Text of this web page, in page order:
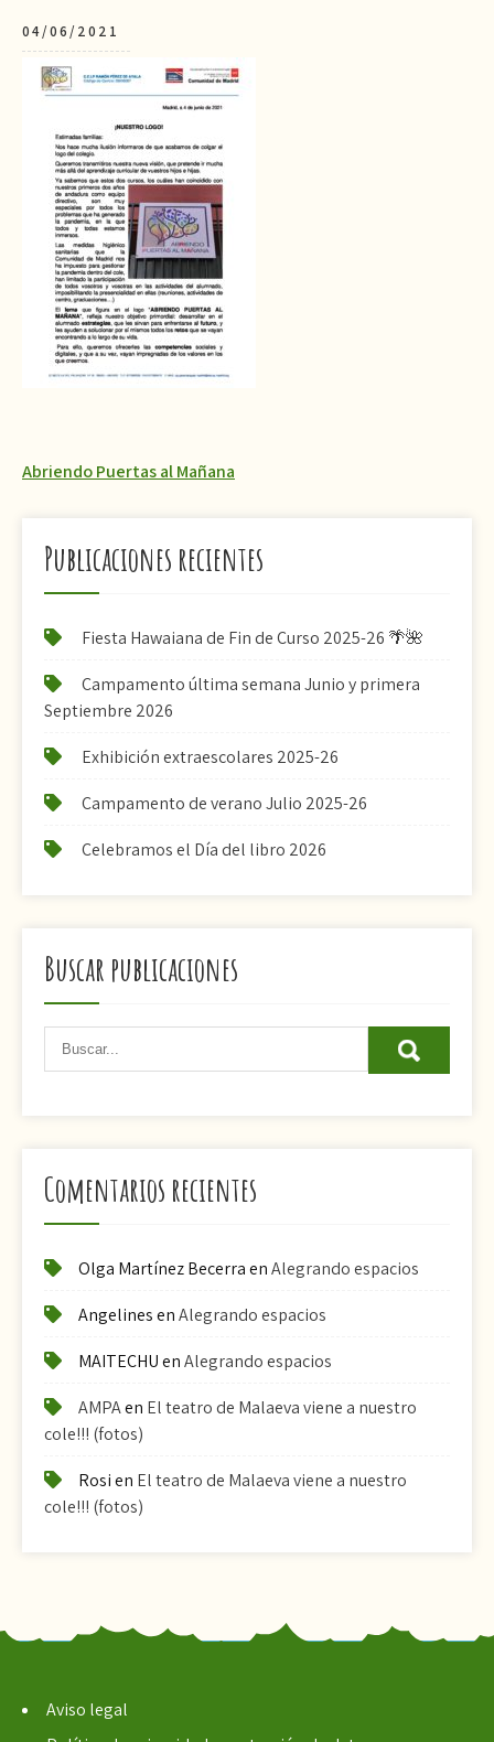
04/06/2021
Navegación
entradas
Abriendo Puertas al Mañana
Publicaciones recientes
Fiesta Hawaiana de Fin de Curso 2025-26 🌴🌺
Campamento última semana Junio y primera
Septiembre 2026
Exhibición extraescolares 2025-26
Campamento de verano Julio 2025-26
Celebramos el Día del libro 2026
Buscar publicaciones
Comentarios recientes
Olga Martínez BecerraenAlegrando espacios
AngelinesenAlegrando espacios
MAITECHUenAlegrando espacios
AMPAen El teatro de Malaeva viene a nuestro
cole!!! (fotos)
Rosien El teatro de Malaeva viene a nuestro
cole!!! (fotos)
Aviso legal